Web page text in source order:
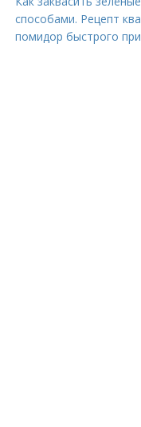
способами. Рецепт
помидор быстрого